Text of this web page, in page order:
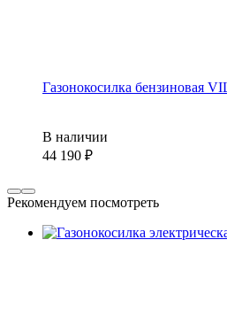
Газонокосилка бензиновая
В наличии
44 190
Рекомендуем посмотреть